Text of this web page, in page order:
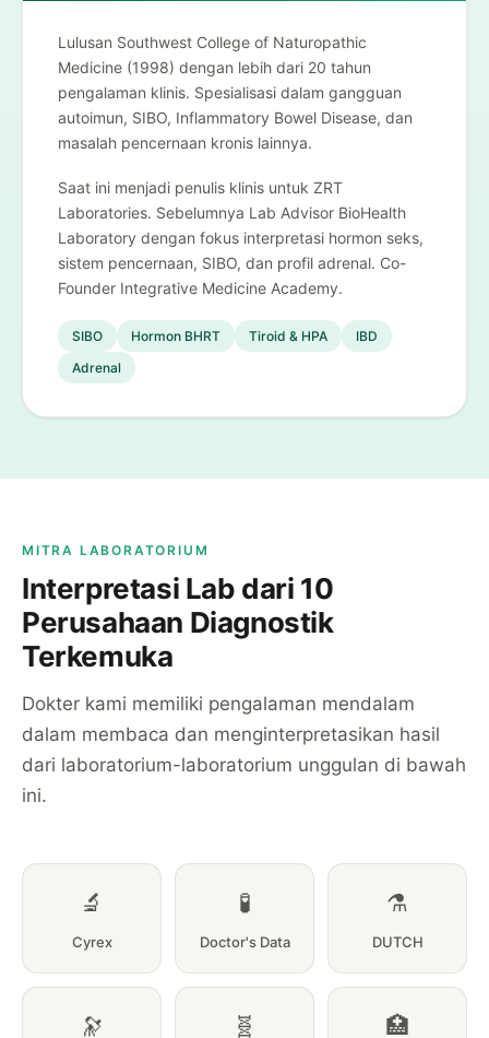
Lulusan Southwest College of Naturopathic
Medicine (1998) dengan lebih dari 20 tahun
pengalaman klinis. Spesialisasi dalam gangguan
autoimun, SIBO, Inflammatory Bowel Disease, dan
masalah pencernaan kronis lainnya.
Saat ini menjadi penulis klinis untuk ZRT
Laboratories. Sebelumnya Lab Advisor BioHealth
Laboratory dengan fokus interpretasi hormon seks,
sistem pencernaan, SIBO, dan profil adrenal. Co-
Founder Integrative Medicine Academy.
SIBO Hormon BHRT Tiroid & HPA
IBD
Adrenal
MITRA LABORATORIUM
Interpretasi Lab dari 10
Perusahaan Diagnostik
Terkemuka
Dokter kami memiliki pengalaman mendalam
dalam membaca dan menginterpretasikan hasil
dari laboratorium-laboratorium unggulan di bawah
ini.
🔬
Cyrex
🧪
Doctor's Data
⚗️
DUTCH
🔭 🧬 🏥